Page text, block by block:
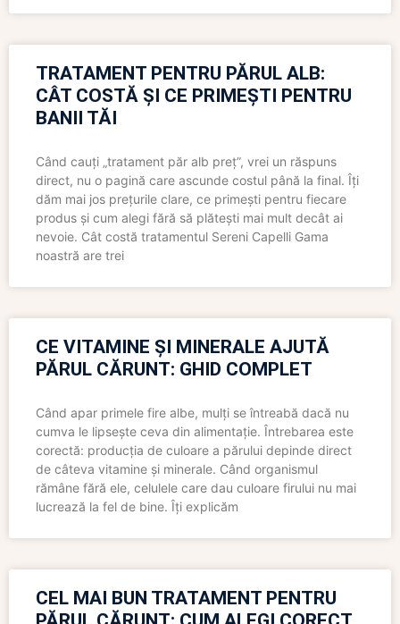
TRATAMENT PENTRU PĂRUL ALB:
CÂT COSTĂ ȘI CE PRIMEȘTI PENTRU
BANII TĂI
Când cauți „tratament păr alb preț”, vrei un răspuns
direct, nu o pagină care ascunde costul până la final. Îți
dăm mai jos prețurile clare, ce primești pentru fiecare
produs și cum alegi fără să plătești mai mult decât ai
nevoie. Cât costă tratamentul Sereni Capelli Gama
noastră are trei
CE VITAMINE ȘI MINERALE AJUTĂ
PĂRUL CĂRUNT: GHID COMPLET
Când apar primele fire albe, mulți se întreabă dacă nu
cumva le lipsește ceva din alimentație. Întrebarea este
corectă: producția de culoare a părului depinde direct
de câteva vitamine și minerale. Când organismul
rămâne fără ele, celulele care dau culoare firului nu mai
lucrează la fel de bine. Îți explicăm
CEL MAI BUN TRATAMENT PENTRU